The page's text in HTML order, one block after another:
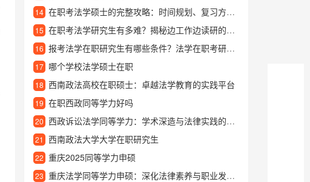
14 在职考法学硕士的完整攻略：时间规划、复习方法与备考经验分享
15 在职考法学研究生有多难？揭秘边工作边读研的完整攻略
16 报考法学在职研究生有哪些条件？法学在职考研适合哪些人？
17 哪个学校法学硕士在职
18 西南政法高校在职硕士：卓越法学教育的实践平台
19 在职西政同等学力好吗
20 西政诉讼法学同等学力：学术深造与法律实践的新路径
21 西南政法大学大学在职研究生
22 重庆2025同等学力申硕
23 重庆法学同等学力申硕：深化法律素养与职业发展的新路径